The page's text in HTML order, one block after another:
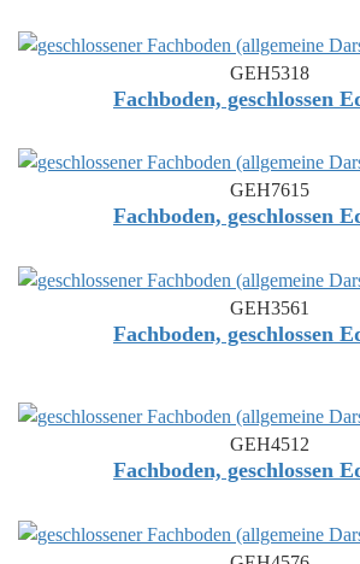
GEH5318
Fachboden, geschlossen
GEH7615
Fachboden, geschlossen
GEH3561
Fachboden, geschlossen
GEH4512
Fachboden, geschlossen